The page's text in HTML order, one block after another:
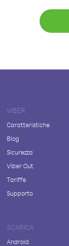
VIBER
Caratteristiche
Blog
Sicurezza
Viber Out
Tariffe
Supporto
SCARICA
Android